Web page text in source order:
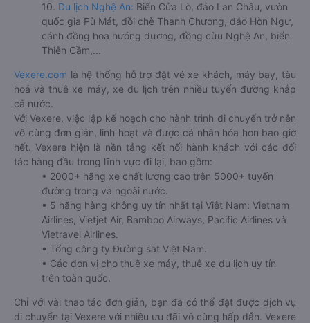
10. Du lịch Nghệ An: Biển Cửa Lò, đảo Lan Châu, vườn
quốc gia Pù Mát, đồi chè Thanh Chương, đảo Hòn Ngư,
cánh đồng hoa hướng dương, đồng cừu Nghệ An, biển
Thiên Cầm,...
Vexere.com là hệ thống hỗ trợ đặt vé xe khách, máy bay, tàu
hoả và thuê xe máy, xe du lịch trên nhiều tuyến đường khắp
cả nước.
Với Vexere, việc lập kế hoạch cho hành trình di chuyển trở nên
vô cùng đơn giản, linh hoạt và được cá nhân hóa hơn bao giờ
hết. Vexere hiện là nền tảng kết nối hành khách với các đối
tác hàng đầu trong lĩnh vực đi lại, bao gồm:
• 2000+ hãng xe chất lượng cao trên 5000+ tuyến
đường trong và ngoài nước.
• 5 hãng hàng không uy tín nhất tại Việt Nam: Vietnam
Airlines, Vietjet Air, Bamboo Airways, Pacific Airlines và
Vietravel Airlines.
• Tổng công ty Đường sắt Việt Nam.
• Các đơn vị cho thuê xe máy, thuê xe du lịch uy tín
trên toàn quốc.
Chỉ với vài thao tác đơn giản, bạn đã có thể đặt được dịch vụ
di chuyển tại Vexere với nhiều ưu đãi vô cùng hấp dẫn. Vexere